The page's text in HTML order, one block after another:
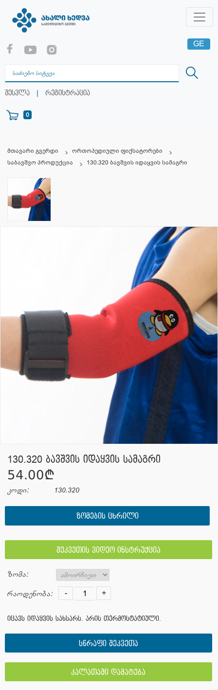
შესვლა | რეგისტრაცია
0
GE
RU
მთავარი გვერდი
ორთოპედიული ფიქსატორები
საბავშვო პროდუქცია
130.320 ბავშვის იდაყვის სამაგრი
130.320 ბავშვის იდაყვის სამაგრი
54.00¢
კოდი: 130.320
ᲖᲝᲛᲔᲑᲘᲡ ᲪᲮᲠᲘᲚᲘ
შეკვეთის ვიდეო ინსტრუქცია
ზომა:
რაოდენობა: - +
იცავს იდაყვის სახსარს. არის თერმოსტატიული.
სწრაფი შეკვეთა
კალათაში დამატება